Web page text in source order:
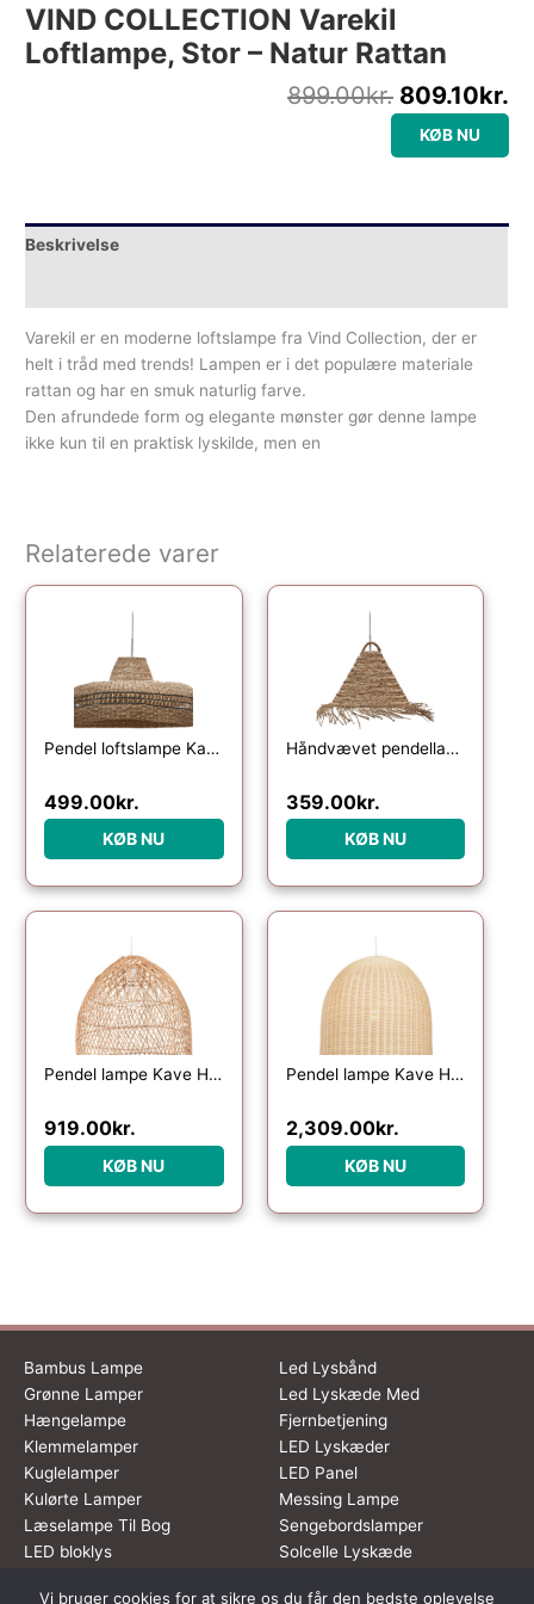
VIND COLLECTION Varekil
Loftlampe, Stor – Natur Rattan
899.00kr. 809.10kr.
KØB NU
Beskrivelse
Varekil er en moderne loftslampe fra Vind Collection, der er
helt i tråd med trends! Lampen er i det populære materiale
rattan og har en smuk naturlig farve.
Den afrundede form og elegante mønster gør denne lampe
ikke kun til en praktisk lyskilde, men en
Relaterede varer
Pendel loftslampe Kave Home Rupia håndvævet naturflet Ø55 cm
499.00kr.
KØB NU
Håndvævet pendellampe Kave Home Fonteta natur Ø40 cm
359.00kr.
KØB NU
Pendel lampe Kave Home Domitila i naturfarvet rattan Ø44ÃH50 cm
919.00kr.
KØB NU
Pendel lampe Kave Home Druciana håndvævet naturfibre rattan kolonialt design
2,309.00kr.
KØB NU
Bambus Lampe
Grønne Lamper
Hængelampe
Klemmelamper
Kuglelamper
Kulørte Lamper
Læselampe Til Bog
LED bloklys
Led Lysbånd
Led Lyskæde Med
Fjernbetjening
LED Lyskæder
LED Panel
Messing Lampe
Sengebordslamper
Solcelle Lyskæde
Vi bruger cookies for at sikre os du får den bedste oplevelse